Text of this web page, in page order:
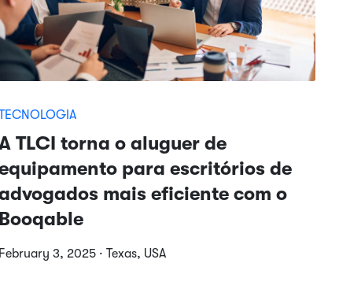
TLCI torna o aluguer de
para escritórios de
mais eficiente com o
Booqable
February 3, 2025 · Texas, USA